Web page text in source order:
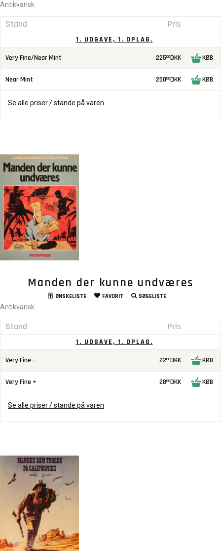
Antikvarisk
Stand Pris
1. UDGAVE, 1. OPLAG.
Very Fine/Near Mint 22500DKK KØB
Near Mint 25000DKK KØB
Se alle priser / stande på varen
Manden der kunne undværes
ØNSKELISTE FAVORIT SØGELISTE
Antikvarisk
Stand Pris
1. UDGAVE, 1. OPLAG.
Very Fine - 2200DKK KØB
Very Fine + 2800DKK KØB
Se alle priser / stande på varen